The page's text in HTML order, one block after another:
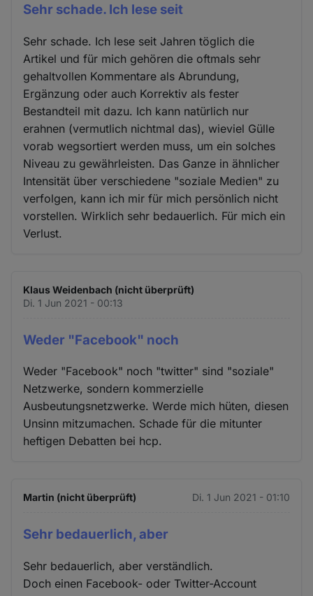
Sehr schade. Ich lese seit
Sehr schade. Ich lese seit Jahren töglich die
Artikel und für mich gehören die oftmals sehr
gehaltvollen Kommentare als Abrundung,
Ergänzung oder auch Korrektiv als fester
Bestandteil mit dazu. Ich kann natürlich nur
erahnen (vermutlich nichtmal das), wieviel Gülle
vorab wegsortiert werden muss, um ein solches
Niveau zu gewährleisten. Das Ganze in ähnlicher
Intensität über verschiedene "soziale Medien" zu
verfolgen, kann ich mir für mich persönlich nicht
vorstellen. Wirklich sehr bedauerlich. Für mich ein
Verlust.
Klaus Weidenbach (nicht überprüft)
Di. 1 Jun 2021 - 00:13
Weder "Facebook" noch
Weder "Facebook" noch "twitter" sind "soziale"
Netzwerke, sondern kommerzielle
Ausbeutungsnetzwerke. Werde mich hüten, diesen
Unsinn mitzumachen. Schade für die mitunter
heftigen Debatten bei hcp.
Martin (nicht überprüft) Di. 1 Jun 2021 - 01:10
Sehr bedauerlich, aber
Sehr bedauerlich, aber verständlich.
Doch einen Facebook- oder Twitter-Account